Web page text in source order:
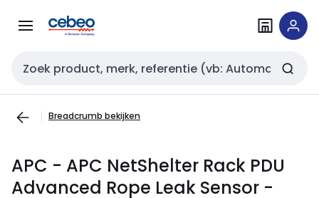
naar
naar
Zoekveld invoer
Breadcrumb bekijken
APC - APC NetShelter Rack PDU
Advanced Rope Leak Sensor -